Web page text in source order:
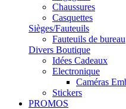
Chaussures
Casquettes
Sièges/Fauteuils
Fauteuils de bureau
Divers Boutique
Idées Cadeaux
Electronique
Caméras
Stickers
PROMOS